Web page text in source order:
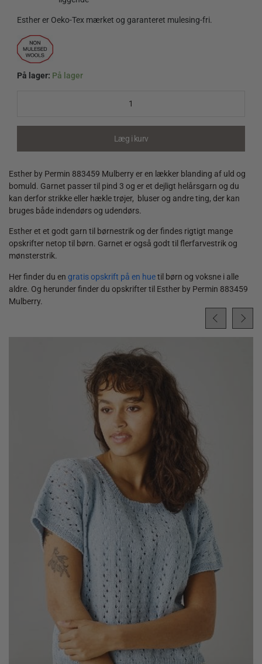
Esther er Oeko-Tex mærket og garanteret mulesing-fri.
På lager: På lager
Esther
Læg i kurv
Esther by Permin 883459 Mulberry er en lækker blanding af uld og
bomuld. Garnet passer til pind 3 og er et dejligt helårsgarn og du
kan derfor strikke eller hækle trøjer, bluser og andre ting, der kan
bruges både indendørs og udendørs.
Esther et et godt garn til børnestrik og der findes rigtigt mange
opskrifter netop til børn. Garnet er også godt til flerfarvestrik og
mønsterstrik.
Her finder du en gratis opskrift på en huetil børn og voksne i alle
aldre. Og herunder finder du opskrifter til Esther by Permin 883459
Mulberry.